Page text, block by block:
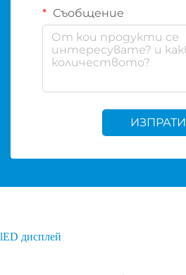
Съобщение
ИЗПРАТИ
lED дисплей